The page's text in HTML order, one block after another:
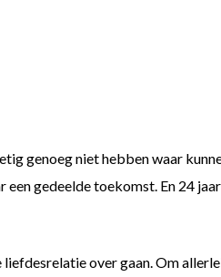
genoeg niet hebben waar
gedeelde toekomst. En 24
over gaan. Om